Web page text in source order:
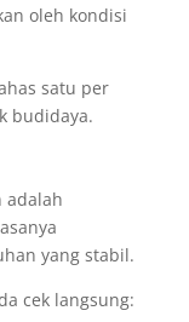
oleh kondisi
satu per
budidaya.
adalah
yang stabil.
cek langsung: